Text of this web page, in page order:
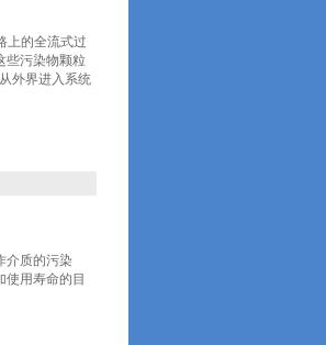
上的全流式过
些污染物颗粒
外界进入系统
介质的污染
用寿命的目